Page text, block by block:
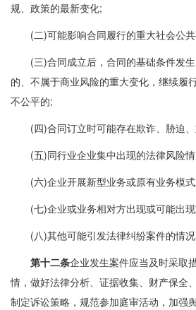
规、政策的最新变化;
(二)可能影响合同履行的重大社会公共
(三)合同成立后，合同的基础条件发生
的、不属于商业风险的重大变化，继续履
不公平的;
(四)合同订立时可能存在欺诈、胁迫、
(五)同行业企业集中出现的法律风险
(六)企业开展新型业务或原有业务模式
(七)企业或业务相对方出现或可能出现
(八)其他可能引发法律纠纷案件的情况
第十二条企业发生案件应当及时采取
情，做好法律分析、证据收集、财产保全
制定诉讼策略，规范参加庭审活动，加强